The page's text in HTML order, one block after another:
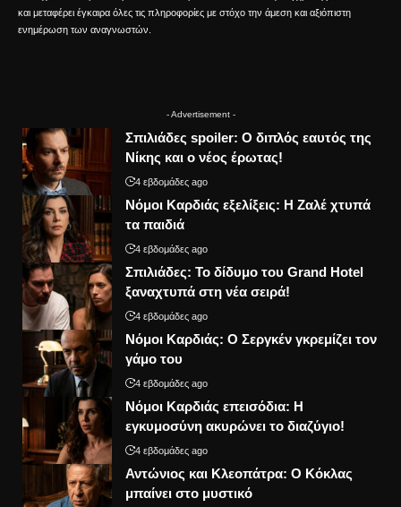
και μεταφέρει έγκαιρα όλες τις πληροφορίες με στόχο την άμεση και αξιόπιστη
ενημέρωση των αναγνωστών.
- Advertisement -
Σπιλιάδες spoiler: Ο διπλός εαυτός της
Νίκης και ο νέος έρωτας!
4 εβδομάδες ago
Νόμοι Καρδιάς εξελίξεις: Η Ζαλέ χτυπά
τα παιδιά
4 εβδομάδες ago
Σπιλιάδες: Το δίδυμο του Grand Hotel
ξαναχτυπά στη νέα σειρά!
4 εβδομάδες ago
Νόμοι Καρδιάς: Ο Σεργκέν γκρεμίζει τον
γάμο του
4 εβδομάδες ago
Νόμοι Καρδιάς επεισόδια: Η
εγκυμοσύνη ακυρώνει το διαζύγιο!
4 εβδομάδες ago
Αντώνιος και Κλεοπάτρα: Ο Κόκλας
μπαίνει στο μυστικό